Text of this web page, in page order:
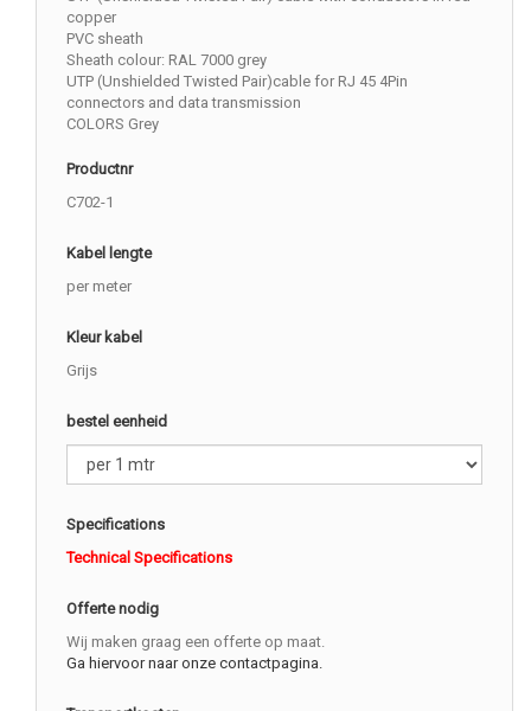
copper
PVC sheath
Sheath colour: RAL 7000 grey
UTP (Unshielded Twisted Pair)cable for RJ 45 4Pin
connectors and data transmission
COLORS Grey
Productnr
C702-1
Kabel lengte
per meter
Kleur kabel
Grijs
bestel eenheid
Specifications
Technical Specifications
Offerte nodig
Wij maken graag een offerte op maat.
Ga hiervoor naar onze contactpagina.